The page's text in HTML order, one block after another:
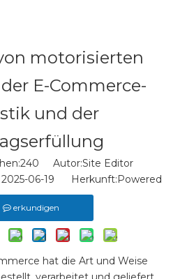
motorisierten
E-Commerce-
und der
240 Autor:Site Editor
2025-06-19 Herkunft:Powered
erkundigen
hat die Art und Weise